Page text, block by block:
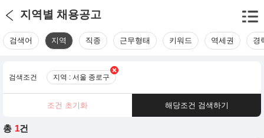
지역별 채용공고
검색어 지역 직종 근무형태 키워드 역세권 경
검색조건 지역 : 서울 종로구
조건 초기화 해당조건 검색하기
총 1건